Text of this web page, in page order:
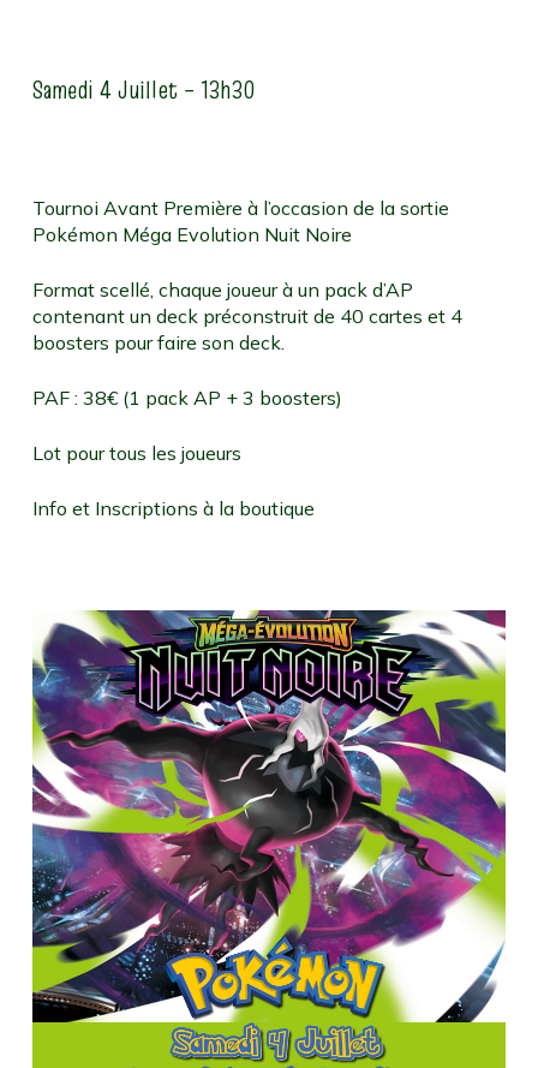
Samedi 4 Juillet – 13h30
Tournoi Avant Première à l’occasion de la sortie
Pokémon Méga Evolution Nuit Noire
Format scellé, chaque joueur à un pack d’AP
contenant un deck préconstruit de 40 cartes et 4
boosters pour faire son deck.
PAF : 38€ (1 pack AP + 3 boosters)
Lot pour tous les joueurs
Info et Inscriptions à la boutique